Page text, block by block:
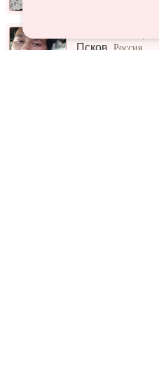
Псков ,Россия